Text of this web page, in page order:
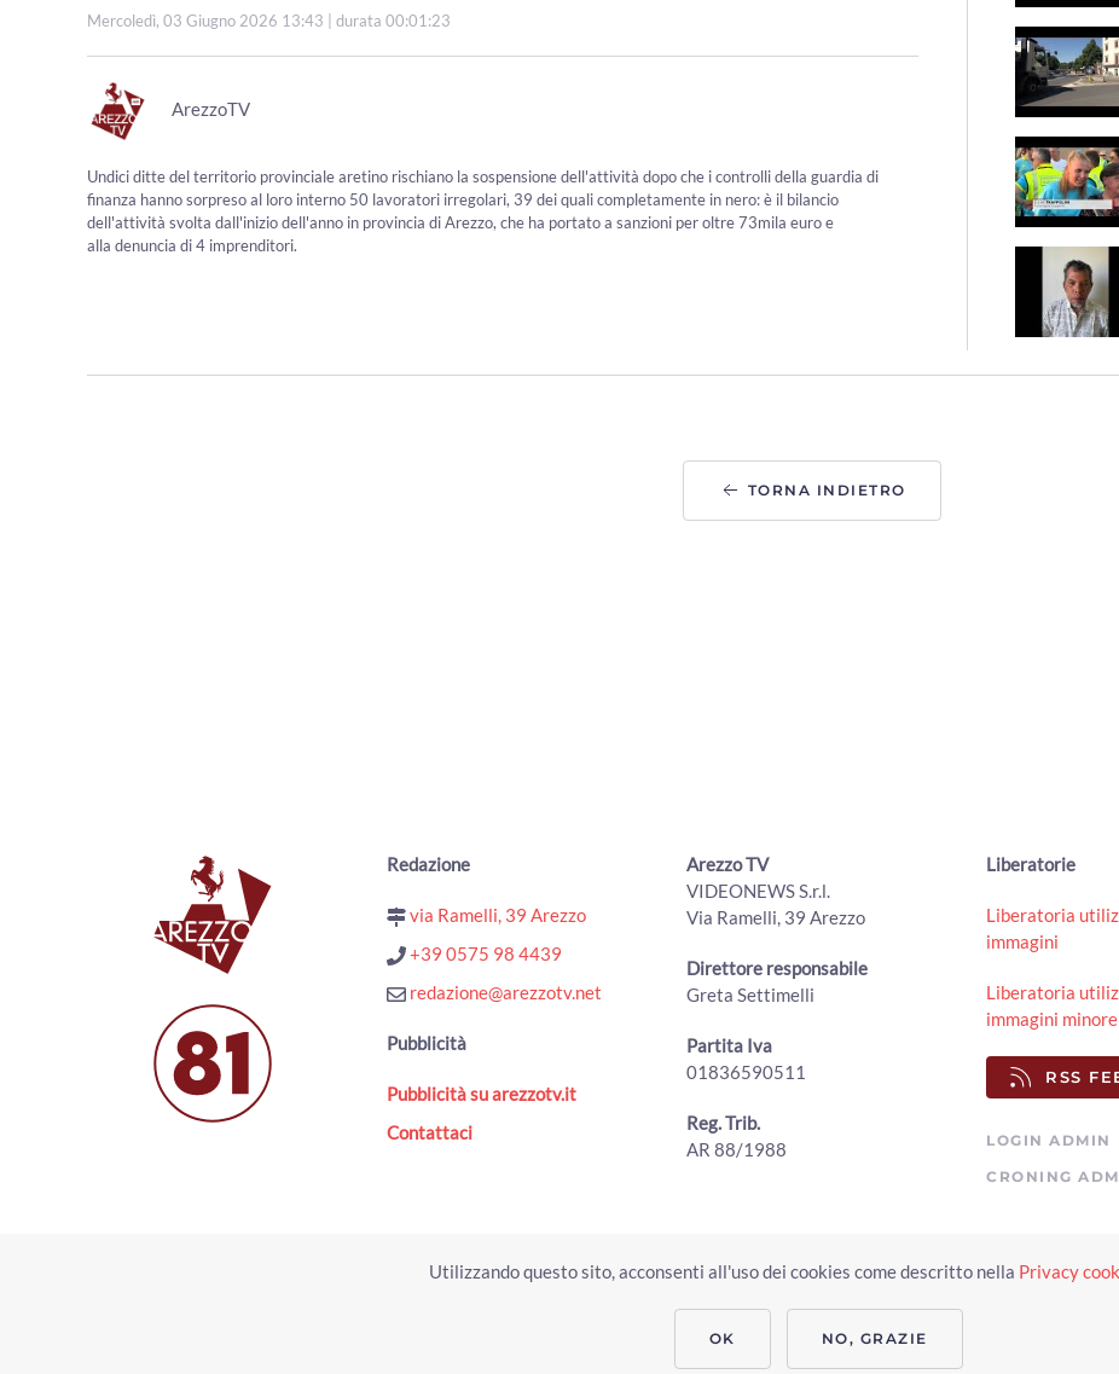
Mercoledì, 03 Giugno 2026 13:43 | durata 00:01:23
ArezzoTV
Undici ditte del territorio provinciale aretino rischiano la sospensione dell'attività dopo che i controlli della guardia di
finanza hanno sorpreso al loro interno 50 lavoratori irregolari, 39 dei quali completamente in nero: è il bilancio
dell'attività svolta dall'inizio dell'anno in provincia di Arezzo, che ha portato a sanzioni per oltre 73mila euro e
alla denuncia di 4 imprenditori.
TORNA INDIETRO
Redazione
via Ramelli, 39 Arezzo
+39 0575 98 4439
redazione@arezzotv.net
Pubblicità
Pubblicità su arezzotv.it
Contattaci
Arezzo TV
VIDEONEWS S.r.l.
Via Ramelli, 39 Arezzo
Direttore responsabile
Greta Settimelli
Partita Iva
01836590511
Reg. Trib.
AR 88/1988
Liberatorie
Liberatoria
immagini
Liberatoria
immagini
RSS
LOGIN ADMIN
CRONING
Realizzato da Click & Fly Arezzo 2023
Soluzioni web video fotografia drone
Utilizzando questo sito, acconsenti all'uso dei cookies come descritto nella Privacy
OK NO, GRAZIE